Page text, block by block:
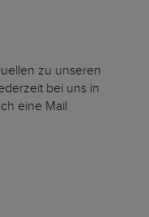
zu unseren
bei uns in
eine Mail